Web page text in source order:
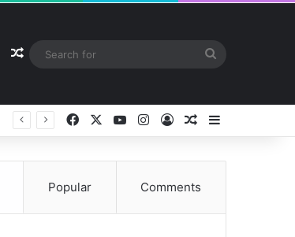
Random Article
Facebook YouTubeInstagram
Log InRandom Article
Popular Comments